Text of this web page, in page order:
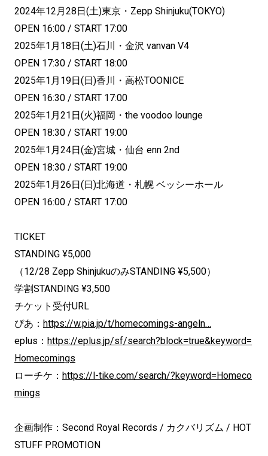
2024年12月28日(土)東京・Zepp Shinjuku(TOKYO)
OPEN 16:00 / START 17:00
2025年1月18日(土)石川・金沢 vanvan V4
OPEN 17:30 / START 18:00
2025年1月19日(日)香川・高松TOONICE
OPEN 16:30 / START 17:00
2025年1月21日(火)福岡・the voodoo lounge
OPEN 18:30 / START 19:00
2025年1月24日(金)宮城・仙台 enn 2nd
OPEN 18:30 / START 19:00
2025年1月26日(日)北海道・札幌 ベッシーホール
OPEN 16:00 / START 17:00
TICKET
STANDING ¥5,000
（12/28 Zepp ShinjukuのみSTANDING ¥5,500）
学割STANDING ¥3,500
チケット受付URL
ぴあ： https://w.pia.jp/t/homecomings-angeln…
eplus： https://eplus.jp/sf/search?block=true&keyword=
Homecomings
ローチケ： https://l-tike.com/search/?keyword=Homeco
mings
企画制作：Second Royal Records / カクバリズム / HOT
STUFF PROMOTION